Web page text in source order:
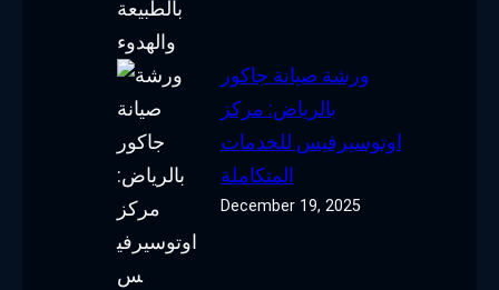
ورشة صيانة جاكور
بالرياض: مركز
اوتوسيرفيس للخدمات
المتكاملة
December 19, 2025